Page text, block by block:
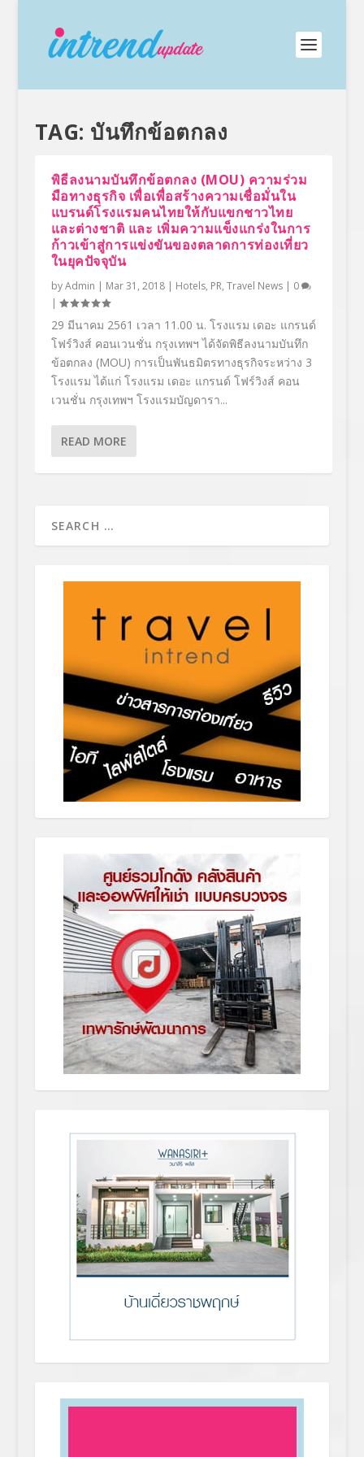
TAG: บันทึกข้อตกลง
พิธีลงนามบันทึกข้อตกลง (MOU) ความร่วม
มือทางธุรกิจ เพื่อเพื่อสร้างความเชื่อมั่นใน
แบรนด์โรงแรมคนไทยให้กับแขกชาวไทย
และต่างชาติ และ เพิ่มความแข็งแกร่งในการ
ก้าวเข้าสู่การแข่งขันของตลาดการท่องเที่ยว
ในยุคปัจจุบัน
byAdmin | Mar 31, 2018| Hotels, PR, Travel News| 0
|
29 มีนาคม 2561 เวลา 11.00 น. โรงแรม เดอะ แกรนด์
โฟร์วิงส์ คอนเวนชั่น กรุงเทพฯ ได้จัดพิธีลงนามบันทึก
ข้อตกลง (MOU) การเป็นพันธมิตรทางธุรกิจระหว่าง 3
โรงแรม ได้แก่ โรงแรม เดอะ แกรนด์ โฟร์วิงส์ คอน
เวนชั่น กรุงเทพฯ โรงแรมบัญดารา...
READ MORE